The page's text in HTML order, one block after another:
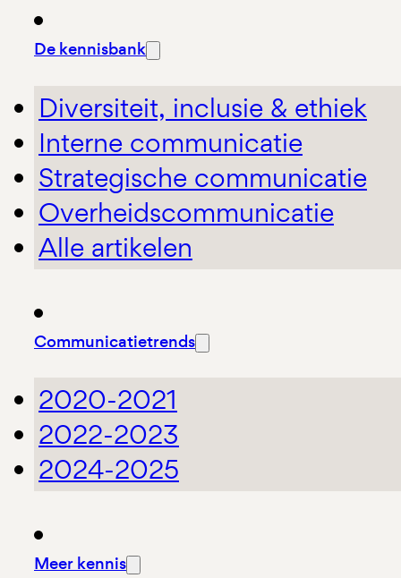
De kennisbank
Diversiteit, inclusie & ethiek
Interne communicatie
Strategische communicatie
Overheidscommunicatie
Alle artikelen
Communicatietrends
2020-2021
2022-2023
2024-2025
Meer kennis